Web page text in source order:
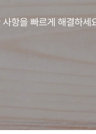
항을 빠르게 해결하세